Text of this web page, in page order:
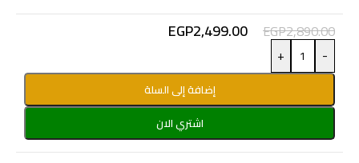
EGP2,890.00
EGP2,499.00
-
+
إضافة إلى السلة
اشتري الان